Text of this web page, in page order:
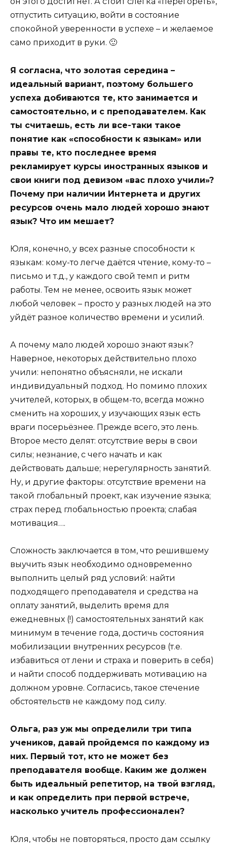
отпустить ситуацию, войти в состояние
спокойной уверенности в успехе – и желаемое
само приходит в руки. 🙂
Я согласна, что золотая середина –
идеальный вариант, поэтому большего
успеха добиваются те, кто занимается и
самостоятельно, и с преподавателем. Как
ты считаешь, есть ли все-таки такое
понятие как «способности к языкам» или
правы те, кто последнее время
рекламирует курсы иностранных языков и
свои книги под девизом «вас плохо учили»?
Почему при наличии Интернета и других
ресурсов очень мало людей хорошо знают
язык? Что им мешает?
Юля, конечно, у всех разные способности к
языкам: кому-то легче даётся чтение, кому-то –
письмо и т.д., у каждого свой темп и ритм
работы. Тем не менее, освоить язык может
любой человек – просто у разных людей на это
уйдёт разное количество времени и усилий.
А почему мало людей хорошо знают язык?
Наверное, некоторых действительно плохо
учили: непонятно объясняли, не искали
индивидуальный подход. Но помимо плохих
учителей, которых, в общем-то, всегда можно
сменить на хороших, у изучающих язык есть
враги посерьёзнее. Прежде всего, это лень.
Второе место делят: отсутствие веры в свои
силы; незнание, с чего начать и как
действовать дальше; нерегулярность занятий.
Ну, и другие факторы: отсутствие времени на
такой глобальный проект, как изучение языка;
страх перед глобальностью проекта; слабая
мотивация….
Сложность заключается в том, что решившему
выучить язык необходимо одновременно
выполнить целый ряд условий: найти
подходящего преподавателя и средства на
оплату занятий, выделить время для
ежедневных (!) самостоятельных занятий как
минимум в течение года, достичь состояния
мобилизации внутренних ресурсов (т.е.
избавиться от лени и страха и поверить в себя)
и найти способ поддерживать мотивацию на
должном уровне. Согласись, такое стечение
обстоятельств не каждому под силу.
Ольга, раз уж мы определили три типа
учеников, давай пройдемся по каждому из
них. Первый тот, кто не может без
преподавателя вообще. Каким же должен
быть идеальный репетитор, на твой взгляд,
и как определить при первой встрече,
насколько учитель профессионален?
Юля, чтобы не повторяться, просто дам ссылку